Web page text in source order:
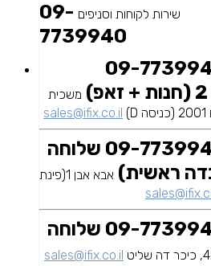
שירות לקוחות וסניפים 09-
7739940
09-
משכית
sales@ifix.co.il
09-7739940 שלוחה
אבא אבן 1(פינת
09-7739940 שלוחה
sales@ifix.co.il